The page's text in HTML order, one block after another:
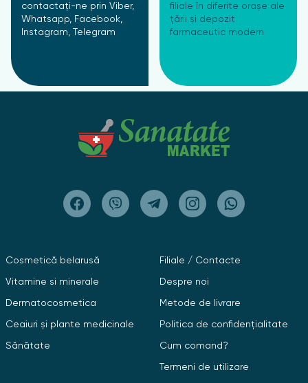
contactați-ne prin Viber,
Whatsapp, Facebook,
Instagram, Telegram
filiale în diferite orașe ale
țării și depozit
farmaceutic modern
Cosmetică belarusă
Vitamine si minerale
Dermatocosmetica
Ceaiuri și plante medicinale
Sănătate
Filiale / Contacte
Despre noi
Metode de livrare
Politica de confidențialitate
Cum comand?
Termeni de utilizare